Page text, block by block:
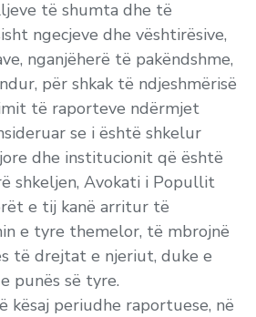
të shumta dhe të
ngecjeve dhe vështirësive,
nganjëherë të pakëndshme,
për shkak të ndjeshmërisë
të raporteve ndërmjet
se i është shkelur
dhe institucionit që është
shkeljen, Avokati i Popullit
e tij kanë arritur të
e tyre themelor, të mbrojnë
të drejtat e njeriut, duke e
punës së tyre.
kësaj periudhe raportuese, në